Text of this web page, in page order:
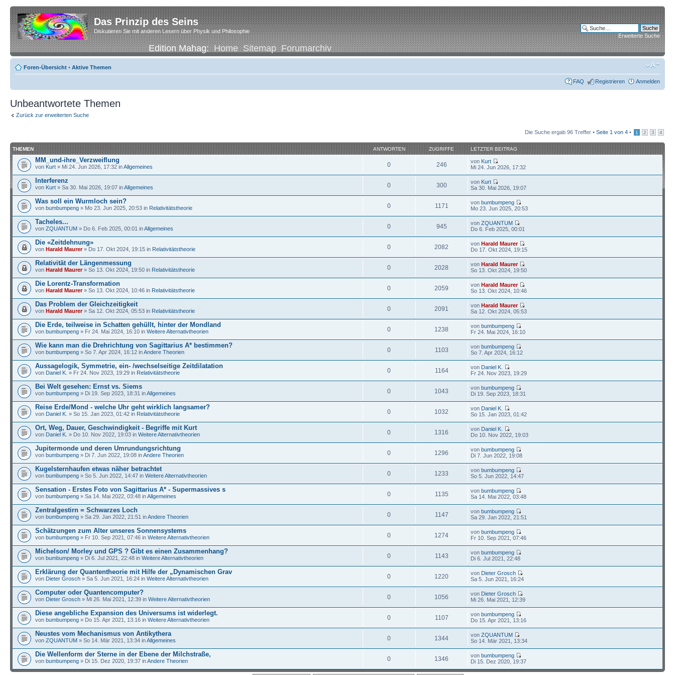
Das Prinzip des Seins
Diskutieren Sie mit anderen Lesern über Physik und Philosophie
Edition Mahag:Home Sitemap Forumarchiv
Erweiterte Suche
Foren-Übersicht • Aktive Themen
FAQ Registrieren Anmelden
Unbeantwortete Themen
Zurück zur erweiterten Suche
Die Suche ergab 96 Treffer • Seite 1 von 4 • 1 2 3 4
THEMEN ANTWORTEN ZUGRIFFE LETZTER BEITRAG
MM_und-ihre_Verzweiflung
von Kurt » Mi 24. Jun 2026, 17:32 inAllgemeines 0 246 von Kurt
Mi 24. Jun 2026, 17:32
Interferenz
von Kurt » Sa 30. Mai 2026, 19:07 inAllgemeines 0 300 von Kurt
Sa 30. Mai 2026, 19:07
Was soll ein Wurmloch sein?
von bumbumpeng » Mo 23. Jun 2025, 20:53 in Relativitätstheorie 0 1171 vonbumbumpeng
Mo 23. Jun 2025, 20:53
Tacheles...
von ZQUANTUM » Do 6. Feb 2025, 00:01 inAllgemeines 0 945 vonZQUANTUM
Do 6. Feb 2025, 00:01
Die «Zeitdehnung»
von Harald Maurer» Do 17. Okt 2024, 19:15 in Relativitätstheorie 0 2082 vonHarald Maurer
Do 17. Okt 2024, 19:15
Relativität der Längenmessung
von Harald Maurer» So 13. Okt 2024, 19:50 in Relativitätstheorie 0 2028 vonHarald Maurer
So 13. Okt 2024, 19:50
Die Lorentz-Transformation
von Harald Maurer» So 13. Okt 2024, 10:46 in Relativitätstheorie 0 2059 vonHarald Maurer
So 13. Okt 2024, 10:46
Das Problem der Gleichzeitigkeit
von Harald Maurer» Sa 12. Okt 2024, 05:53 in Relativitätstheorie 0 2091 vonHarald Maurer
Sa 12. Okt 2024, 05:53
Die Erde, teilweise in Schatten gehüllt, hinter der Mondland
von bumbumpeng » Fr 24. Mai 2024, 16:10 in Weitere Alternativtheorien 0 1238 vonbumbumpeng
Fr 24. Mai 2024, 16:10
Wie kann man die Drehrichtung von Sagittarius A* bestimmen?
von bumbumpeng » So 7. Apr 2024, 16:12 inAndere Theorien 0 1103 vonbumbumpeng
So 7. Apr 2024, 16:12
Aussagelogik, Symmetrie, ein- /wechselseitige Zeitdilatation
von Daniel K. » Fr 24. Nov 2023, 19:29 in Relativitätstheorie 0 1164 von Daniel K.
Fr 24. Nov 2023, 19:29
Bei Welt gesehen: Ernst vs. Siems
von bumbumpeng » Di 19. Sep 2023, 18:31 inAllgemeines 0 1043 vonbumbumpeng
Di 19. Sep 2023, 18:31
Reise Erde/Mond - welche Uhr geht wirklich langsamer?
von Daniel K. » So 15. Jan 2023, 01:42 in Relativitätstheorie 0 1032 von Daniel K.
So 15. Jan 2023, 01:42
Ort, Weg, Dauer, Geschwindigkeit - Begriffe mit Kurt
von Daniel K. » Do 10. Nov 2022, 19:03 in Weitere Alternativtheorien 0 1316 von Daniel K.
Do 10. Nov 2022, 19:03
Jupitermonde und deren Umrundungsrichtung
von bumbumpeng » Di 7. Jun 2022, 19:08 inAndere Theorien 0 1296 vonbumbumpeng
Di 7. Jun 2022, 19:08
Kugelsternhaufen etwas näher betrachtet
von bumbumpeng » So 5. Jun 2022, 14:47 in Weitere Alternativtheorien 0 1233 vonbumbumpeng
So 5. Jun 2022, 14:47
Sensation - Erstes Foto von Sagittarius A* - Supermassives s
von bumbumpeng » Sa 14. Mai 2022, 03:48 inAllgemeines 0 1135 vonbumbumpeng
Sa 14. Mai 2022, 03:48
Zentralgestirn = Schwarzes Loch
von bumbumpeng » Sa 29. Jan 2022, 21:51 inAndere Theorien 0 1147 vonbumbumpeng
Sa 29. Jan 2022, 21:51
Schätzungen zum Alter unseres Sonnensystems
von bumbumpeng » Fr 10. Sep 2021, 07:46 in Weitere Alternativtheorien 0 1274 vonbumbumpeng
Fr 10. Sep 2021, 07:46
Michelson/ Morley und GPS ? Gibt es einen Zusammenhang?
von bumbumpeng » Di 6. Jul 2021, 22:48 in Weitere Alternativtheorien 0 1143 vonbumbumpeng
Di 6. Jul 2021, 22:48
Erklärung der Quantentheorie mit Hilfe der „Dynamischen Grav
von Dieter Grosch » Sa 5. Jun 2021, 16:24 in Weitere Alternativtheorien 0 1220 von Dieter Grosch
Sa 5. Jun 2021, 16:24
Computer oder Quantencomputer?
von Dieter Grosch » Mi 26. Mai 2021, 12:39 in Weitere Alternativtheorien 0 1056 von Dieter Grosch
Mi 26. Mai 2021, 12:39
Diese angebliche Expansion des Universums ist widerlegt.
von bumbumpeng » Do 15. Apr 2021, 13:16 in Weitere Alternativtheorien 0 1107 vonbumbumpeng
Do 15. Apr 2021, 13:16
Neustes vom Mechanismus von Antikythera
von ZQUANTUM » So 14. Mär 2021, 13:34 inAllgemeines 0 1344 vonZQUANTUM
So 14. Mär 2021, 13:34
Die Wellenform der Sterne in der Ebene der Milchstraße,
von bumbumpeng » Di 15. Dez 2020, 19:37 inAndere Theorien 0 1346 vonbumbumpeng
Di 15. Dez 2020, 19:37